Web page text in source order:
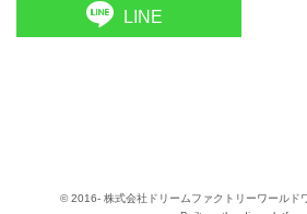
LINE
© 2016- 株式会社ドリームファクトリーワールド